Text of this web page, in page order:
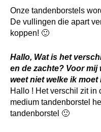
Onze tandenborstels
De vullingen die apart
koppen! 🙂
Hallo, Wat is het
en de zachte? Voor mij
weet niet welke ik moet
Hallo ! Het verschil zit in
medium tandenborstel
tandenborstel 🙂